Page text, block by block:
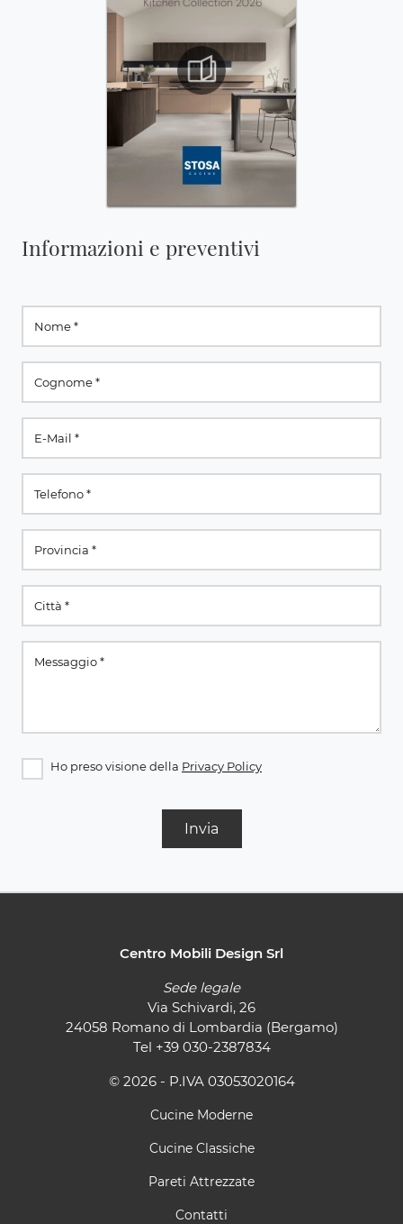
Informazioni e preventivi
Ho preso visione della Privacy Policy
Invia
Centro Mobili Design Srl
Sede legale
Via Schivardi, 26
24058 Romano di Lombardia (Bergamo)
Tel +39 030-2387834
© 2026 - P.IVA 03053020164
Cucine Moderne
Cucine Classiche
Pareti Attrezzate
Contatti